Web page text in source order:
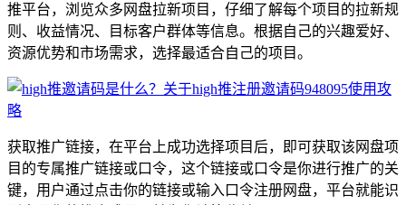
推平台，浏览众多网盘拉新项目，仔细了解每个项目的拉新规
则、收益情况、目标客户群体等信息。根据自己的兴趣爱好、
资源优势和市场需求，选择最适合自己的项目。
获取推广链接，在平台上成功选择项目后，即可获取该网盘项
目的专属推广链接或口令，这个链接或口令是你进行推广的关
键，用户通过点击你的链接或输入口令注册网盘，平台就能识